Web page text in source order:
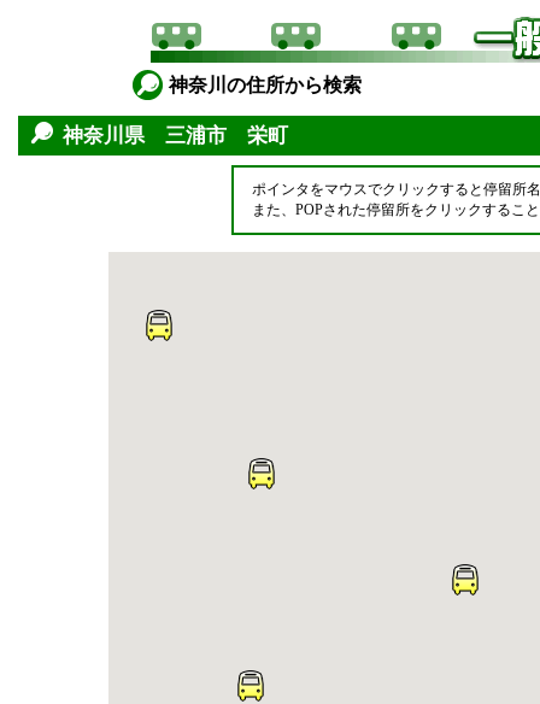
神奈川の住所から検索
神奈川県 三浦市 栄町
ポインタをマウスでクリックすると停留所
また、POPされた停留所をクリックするこ